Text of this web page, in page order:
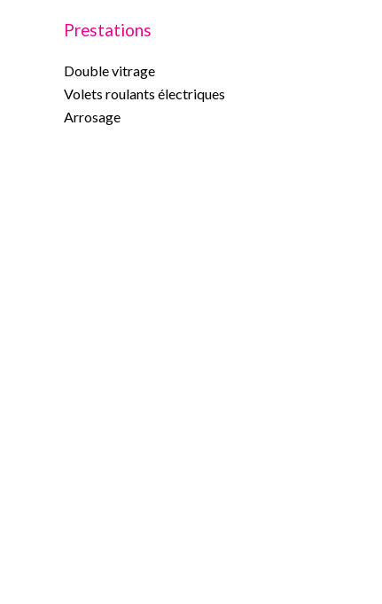
Prestations
Double vitrage
Volets roulants électriques
Arrosage